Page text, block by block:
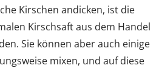
Kirschen andicken, ist die
Kirschsaft aus dem Handel
Sie können aber auch einige
mixen, und auf diese